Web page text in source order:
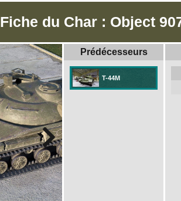
Fiche du Char : Object
Prédécesseurs
T-44M